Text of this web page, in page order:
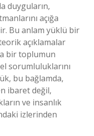
duyguların,
açığa
Bu anlam yüklü bir
açıklamalar
bir toplumun
sorumluluklarını
bu bağlamda,
ibaret değil,
ve insanlık
izlerinden